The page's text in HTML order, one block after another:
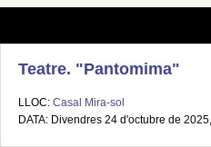
Teatre. "Pantomima"
LLOC: Casal Mira-sol
DATA: Divendres 24 d'octubre de